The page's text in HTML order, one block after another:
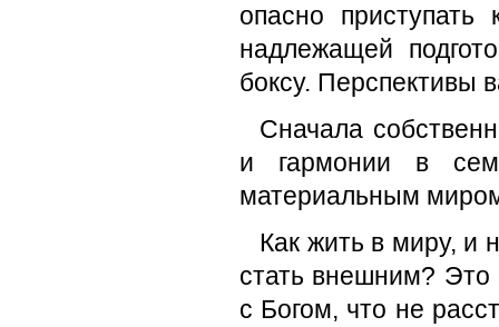
опасно
надлежащей
боксу. Перспективы
Сначала
и гармонии в
материальным
Как жить в миру, и
стать внешним? Это
с Богом, что не